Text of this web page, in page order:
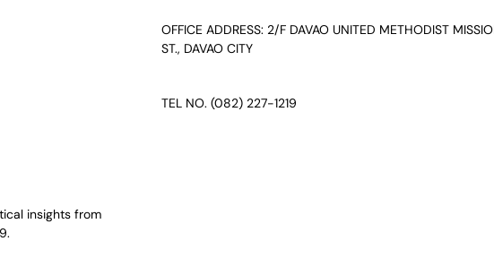
insights from
OFFICE ADDRESS: 2/F DAVAO UNITED METHODIST
ST., DAVAO CITY
TEL NO. (082) 227-1219